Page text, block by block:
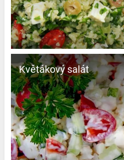
Květákový salát